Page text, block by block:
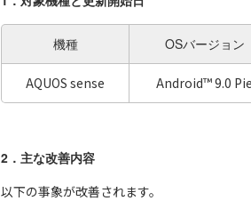
機種 OSバージョン
AQUOS sense Android™ 9.0 Pie
2．主な改善内容
以下の事象が改善されます。